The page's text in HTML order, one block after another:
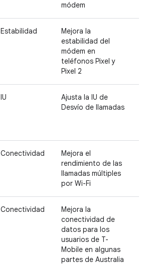
módem
Estabilidad
Mejora la
estabilidad del
módem en
teléfonos Pixel y
Pixel 2
IU
Ajusta la IU de
Desvío de llamadas
Conectividad
Mejora el
rendimiento de las
llamadas múltiples
por Wi-Fi
Conectividad
Mejora la
conectividad de
datos para los
usuarios de T-
Mobile en algunas
partes de Australia